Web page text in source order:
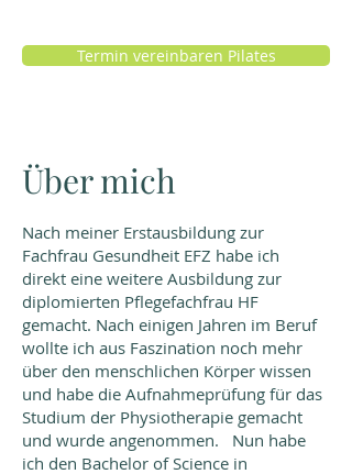
Termin vereinbaren Pilates
Über mich
Nach meiner Erstausbildung zur
Fachfrau Gesundheit EFZ habe ich
direkt eine weitere Ausbildung zur
diplomierten Pflegefachfrau HF
gemacht. Nach einigen Jahren im Beruf
wollte ich aus Faszination noch mehr
über den menschlichen Körper wissen
und habe die Aufnahmeprüfung für das
Studium der Physiotherapie gemacht
und wurde angenommen. Nun habe
ich den Bachelor of Science in